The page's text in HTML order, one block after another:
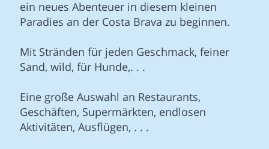
ein neues Abenteuer in diesem kleinen
Paradies an der Costa Brava zu beginnen.
Mit Stränden für jeden Geschmack, feiner
Sand, wild, für Hunde,. . .
Eine große Auswahl an Restaurants,
Geschäften, Supermärkten, endlosen
Aktivitäten, Ausflügen, . . .